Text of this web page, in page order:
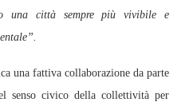
una città sempre più vivibile e
una fattiva collaborazione da parte
senso civico della collettività per